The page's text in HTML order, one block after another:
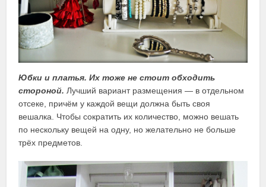
Юбки и платья. Их тоже не стоит обходить
стороной. Лучший вариант размещения — в отдельном
отсеке, причём у каждой вещи должна быть своя
вешалка. Чтобы сократить их количество, можно вешать
по нескольку вещей на одну, но желательно не больше
трёх предметов.